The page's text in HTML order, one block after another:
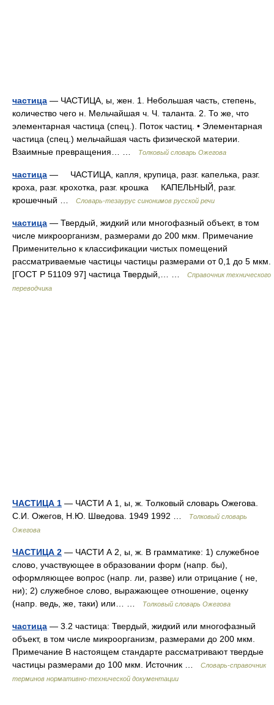
частица — ЧАСТИЦА, ы, жен. 1. Небольшая часть, степень,
количество чего н. Мельчайшая ч. Ч. таланта. 2. То же, что
элементарная частица (спец.). Поток частиц. • Элементарная
частица (спец.) мельчайшая часть физической материи.
Взаимные превращения… …
Толковый словарь Ожегова
частица — ЧАСТИЦА, капля, крупица, разг. капелька, разг.
кроха, разг. крохотка, разг. крошка КАПЕЛЬНЫЙ, разг.
крошечный …
Словарь-тезаурус синонимов русской речи
частица — Твердый, жидкий или многофазный объект, в том
числе микроорганизм, размерами до 200 мкм. Примечание
Применительно к классификации чистых помещений
рассматриваемые частицы частицы размерами от 0,1 до 5 мкм.
[ГОСТ Р 51109 97] частица Твердый,… …
Справочник технического
переводчика
ЧАСТИЦА 1 — ЧАСТИ А 1, ы, ж. Толковый словарь Ожегова.
С.И. Ожегов, Н.Ю. Шведова. 1949 1992 …
Толковый словарь
Ожегова
ЧАСТИЦА 2 — ЧАСТИ А 2, ы, ж. В грамматике: 1) служебное
слово, участвующее в образовании форм (напр. бы),
оформляющее вопрос (напр. ли, разве) или отрицание ( не,
ни); 2) служебное слово, выражающее отношение, оценку
(напр. ведь, же, таки) или… …
Толковый словарь Ожегова
частица — 3.2 частица: Твердый, жидкий или многофазный
объект, в том числе микроорганизм, размерами до 200 мкм.
Примечание В настоящем стандарте рассматривают твердые
частицы размерами до 100 мкм. Источник …
Словарь-справочник
терминов нормативно-технической документации